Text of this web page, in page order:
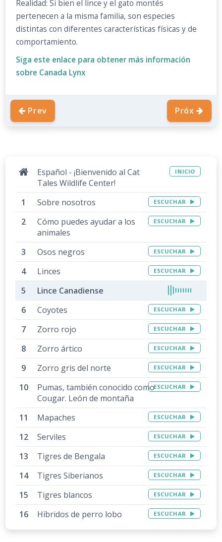
Realidad: Si bien el lince y el gato montés
pertenecen a la misma familia, son especies
distintas con diferentes características físicas y de
comportamiento.
Siga este enlace para obtener más información
sobre Canada Lynx
Prev Próx
Español - ¡Bienvenido al Cat
Tales Wildlife Center!
INICIO
Sobre nosotros ESCUCHAR
Cómo puedes ayudar a los
animales
ESCUCHAR
Osos negros ESCUCHAR
Linces ESCUCHAR
Lince Canadiense
Coyotes
ESCUCHAR
Zorro rojo ESCUCHAR
Zorro ártico ESCUCHAR
Zorro gris del norte ESCUCHAR
Pumas, también conocido como
Cougar. León de montaña
ESCUCHAR
Mapaches ESCUCHAR
Serviles ESCUCHAR
Tigres de Bengala ESCUCHAR
Tigres Siberianos ESCUCHAR
Tigres blancos ESCUCHAR
Híbridos de perro lobo ESCUCHAR